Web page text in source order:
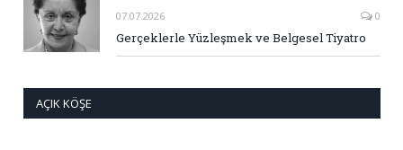
07.07.2026 0
Gerçeklerle Yüzleşmek ve Belgesel Tiyatro
AÇIK KÖŞE